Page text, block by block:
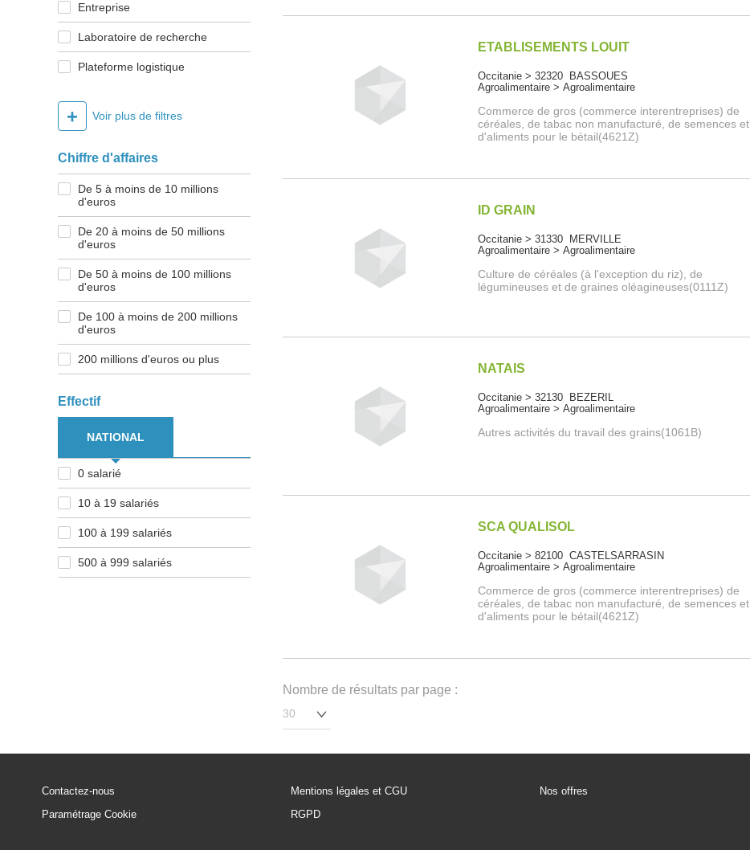
Entreprise
Laboratoire de recherche
Plateforme logistique
+ Voir plus de filtres
Chiffre d'affaires
De 5 à moins de 10 millions
d'euros
De 20 à moins de 50 millions
d'euros
De 50 à moins de 100 millions
d'euros
De 100 à moins de 200 millions
d'euros
200 millions d'euros ou plus
Effectif
NATIONAL
0 salarié
10 à 19 salariés
100 à 199 salariés
500 à 999 salariés
ETABLISEMENTS LOUIT
Occitanie > 32320 BASSOUES
Agroalimentaire > Agroalimentaire
Commerce de gros (commerce interentreprises) de
céréales, de tabac non manufacturé, de semences et
d'aliments pour le bétail(4621Z)
ID GRAIN
Occitanie > 31330 MERVILLE
Agroalimentaire > Agroalimentaire
Culture de céréales (à l'exception du riz), de
légumineuses et de graines oléagineuses(0111Z)
NATAIS
Occitanie > 32130 BEZERIL
Agroalimentaire > Agroalimentaire
Autres activités du travail des grains(1061B)
SCA QUALISOL
Occitanie > 82100 CASTELSARRASIN
Agroalimentaire > Agroalimentaire
Commerce de gros (commerce interentreprises) de
céréales, de tabac non manufacturé, de semences et
d'aliments pour le bétail(4621Z)
Nombre de résultats par page :
Contactez-nous
Paramétrage Cookie
Mentions légales et CGU
RGPD
Nos offres